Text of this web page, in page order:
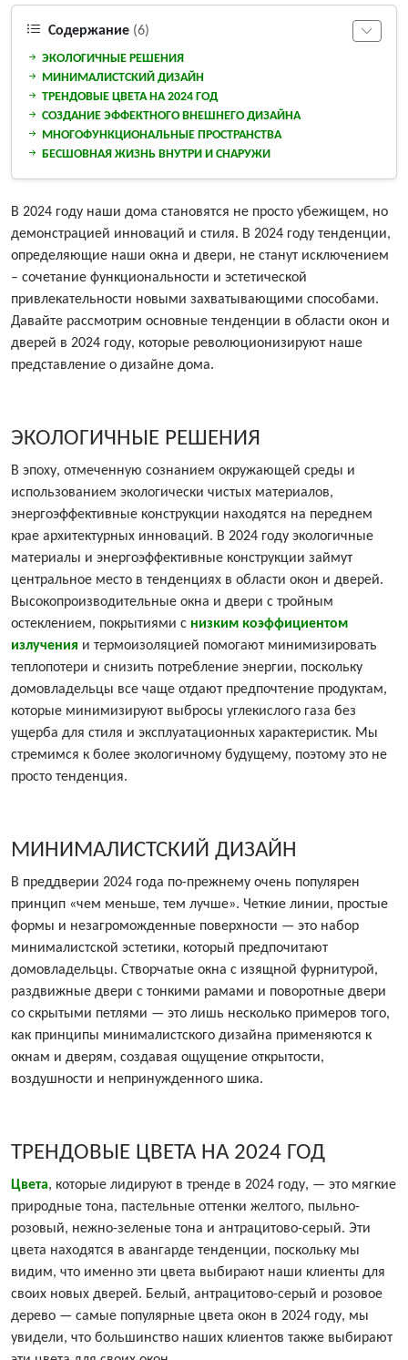
Содержание (6)
ЭКОЛОГИЧНЫЕ РЕШЕНИЯ
МИНИМАЛИСТСКИЙ ДИЗАЙН
ТРЕНДОВЫЕ ЦВЕТА НА 2024 ГОД
СОЗДАНИЕ ЭФФЕКТНОГО ВНЕШНЕГО ДИЗАЙНА
МНОГОФУНКЦИОНАЛЬНЫЕ ПРОСТРАНСТВА
БЕСШОВНАЯ ЖИЗНЬ ВНУТРИ И СНАРУЖИ
В 2024 году наши дома становятся не просто убежищем, но
демонстрацией инноваций и стиля. В 2024 году тенденции,
определяющие наши окна и двери, не станут исключением
– сочетание функциональности и эстетической
привлекательности новыми захватывающими способами.
Давайте рассмотрим основные тенденции в области окон и
дверей в 2024 году, которые революционизируют наше
представление о дизайне дома.
ЭКОЛОГИЧНЫЕ РЕШЕНИЯ
В эпоху, отмеченную сознанием окружающей среды и
использованием экологически чистых материалов,
энергоэффективные конструкции находятся на переднем
крае архитектурных инноваций. В 2024 году экологичные
материалы и энергоэффективные конструкции займут
центральное место в тенденциях в области окон и дверей.
Высокопроизводительные окна и двери с тройным
остеклением, покрытиями с низким коэффициентом
излучения и термоизоляцией помогают минимизировать
теплопотери и снизить потребление энергии, поскольку
домовладельцы все чаще отдают предпочтение продуктам,
которые минимизируют выбросы углекислого газа без
ущерба для стиля и эксплуатационных характеристик. Мы
стремимся к более экологичному будущему, поэтому это не
просто тенденция.
МИНИМАЛИСТСКИЙ ДИЗАЙН
В преддверии 2024 года по-прежнему очень популярен
принцип «чем меньше, тем лучше». Четкие линии, простые
формы и незагроможденные поверхности — это набор
минималистской эстетики, который предпочитают
домовладельцы. Створчатые окна с изящной фурнитурой,
раздвижные двери с тонкими рамами и поворотные двери
со скрытыми петлями — это лишь несколько примеров того,
как принципы минималистского дизайна применяются к
окнам и дверям, создавая ощущение открытости,
воздушности и непринужденного шика.
ТРЕНДОВЫЕ ЦВЕТА НА 2024 ГОД
Цвета, которые лидируют в тренде в 2024 году, — это мягкие
природные тона, пастельные оттенки желтого, пыльно-
розовый, нежно-зеленые тона и антрацитово-серый. Эти
цвета находятся в авангарде тенденции, поскольку мы
видим, что именно эти цвета выбирают наши клиенты для
своих новых дверей. Белый, антрацитово-серый и розовое
дерево — самые популярные цвета окон в 2024 году, мы
увидели, что большинство наших клиентов также выбирают